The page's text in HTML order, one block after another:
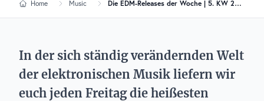
Home Music Die EDM-Releases der Woche | 5. KW 2026
In der sich ständig verändernden Welt
der elektronischen Musik liefern wir
euch jeden Freitag die heißesten